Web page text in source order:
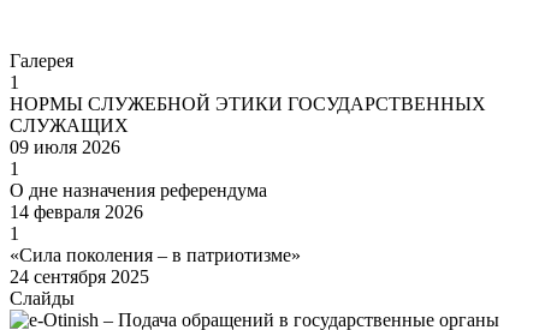
Галерея
1
НОРМЫ СЛУЖЕБНОЙ ЭТИКИ ГОСУДАРСТВЕННЫХ
СЛУЖАЩИХ
09 июля 2026
1
О дне назначения референдума
14 февраля 2026
1
«Сила поколения – в патриотизме»
24 сентября 2025
Слайды